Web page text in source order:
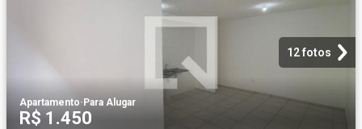
12 fotos
Apartamento·Para Alugar
R$ 1.450